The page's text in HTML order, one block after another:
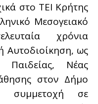
στο ΤΕΙ Κρήτης
Μεσογειακό
χρόνια
Αυτοδιοίκηση, ως
Παιδείας, Νέας
στον Δήμο
συμμετοχή σε